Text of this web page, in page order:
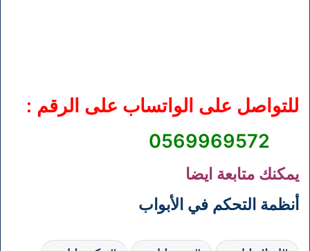
للتواصل على الواتساب على الرقم :
يمكنك متابعة ايضا
أنظمة التحكم في الأبواب